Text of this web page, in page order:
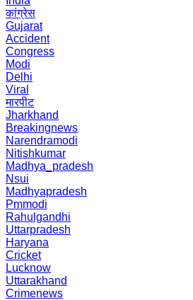
कांग्रेस
Gujarat
Accident
Congress
Modi
Delhi
Viral
मारपीट
Jharkhand
Breakingnews
Narendramodi
Nitishkumar
Madhya_pradesh
Nsui
Madhyapradesh
Pmmodi
Rahulgandhi
Uttarpradesh
Haryana
Cricket
Lucknow
Uttarakhand
Crimenews